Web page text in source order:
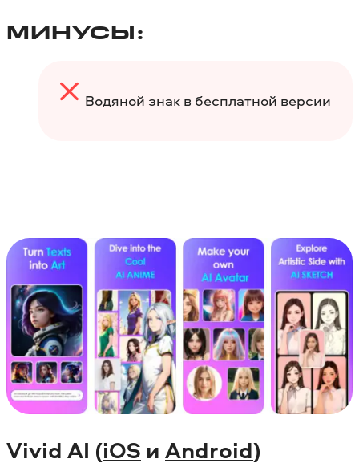
МИНУСЫ:
Водяной знак в бесплатной версии
Vivid AI (iOS и Android)